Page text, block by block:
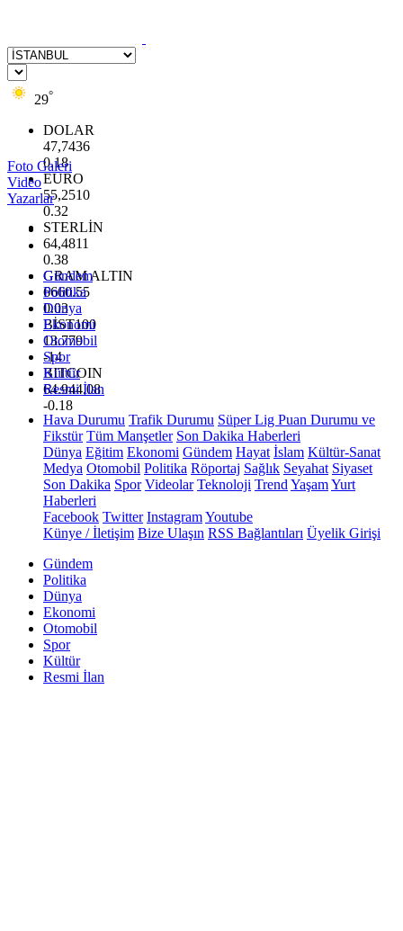
29°
DOLAR
47,7436
0.18
EURO
55,2510
0.32
STERLİN
64,4811
0.38
GRAM ALTIN
6660.55
0.03
BİST100
13.779
-14
BITCOIN
64.944,08
-0.18
Foto Galeri
Video
Yazarlar
Gündem
Politika
Dünya
Ekonomi
Otomobil
Spor
Kültür
Resmi İlan
Hava Durumu Trafik Durumu Süper Lig Puan Durumu ve
Fikstür Tüm Manşetler Son Dakika Haberleri
Dünya Eğitim Ekonomi Gündem Hayat İslam Kültür-Sanat
Medya Otomobil Politika Röportaj Sağlık Seyahat Siyaset
Son Dakika Spor Videolar Teknoloji Trend YaşamYurt
Haberleri
Facebook Twitter InstagramYoutube
Künye / İletişim Bize Ulaşın RSS Bağlantıları Üyelik Girişi
Gündem
Politika
Dünya
Ekonomi
Otomobil
Spor
Kültür
Resmi İlan